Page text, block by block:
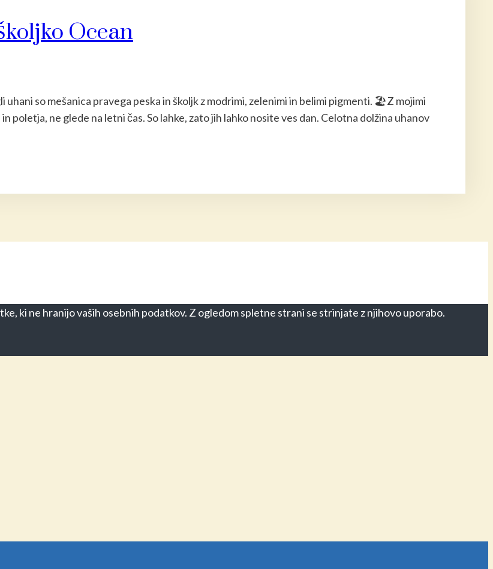
Ocean
so mešanica pravega peska in školjk z modrimi, zelenimi in belimi pigmenti. 🏖️Z mojimi
poletja, ne glede na letni čas. So lahke, zato jih lahko nosite ves dan. Celotna dolžina uhanov
ki ne hranijo vaših osebnih podatkov. Z ogledom spletne strani se strinjate z njihovo uporabo.